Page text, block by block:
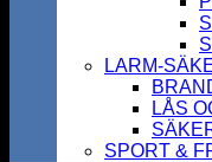
LARM-
LÅS
SPORT &